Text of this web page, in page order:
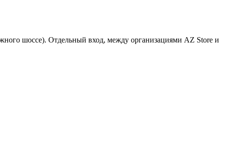
шоссе). Отдельный вход, между организациями AZ Store и